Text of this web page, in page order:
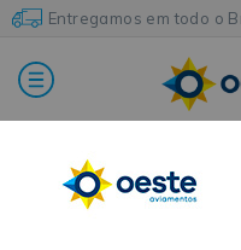
Entregamos em todo o
Home